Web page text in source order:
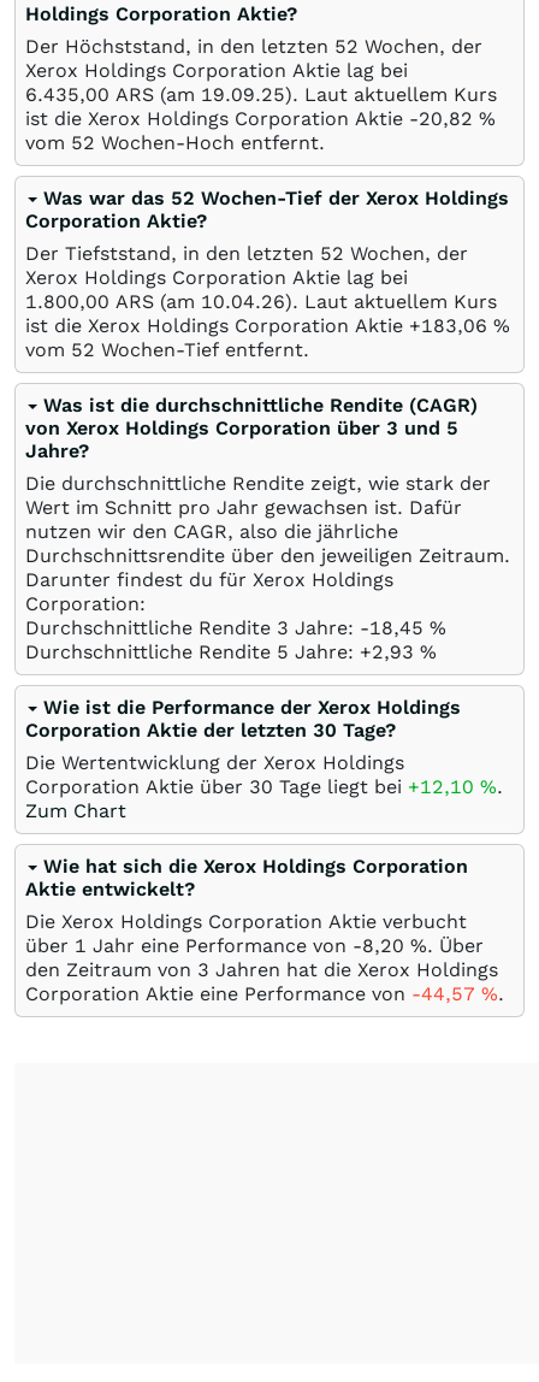
Holdings Corporation Aktie?
Der Höchststand, in den letzten 52 Wochen, der
Xerox Holdings Corporation Aktie lag bei
6.435,00 ARS (am 19.09.25). Laut aktuellem Kurs
ist die Xerox Holdings Corporation Aktie -20,82 %
vom 52 Wochen-Hoch entfernt.
Was war das 52 Wochen-Tief der Xerox Holdings
Corporation Aktie?
Der Tiefststand, in den letzten 52 Wochen, der
Xerox Holdings Corporation Aktie lag bei
1.800,00 ARS (am 10.04.26). Laut aktuellem Kurs
ist die Xerox Holdings Corporation Aktie +183,06 %
vom 52 Wochen-Tief entfernt.
Was ist die durchschnittliche Rendite (CAGR)
von Xerox Holdings Corporation über 3 und 5
Jahre?
Die durchschnittliche Rendite zeigt, wie stark der
Wert im Schnitt pro Jahr gewachsen ist. Dafür
nutzen wir den CAGR, also die jährliche
Durchschnittsrendite über den jeweiligen Zeitraum.
Darunter findest du für Xerox Holdings
Corporation:
Durchschnittliche Rendite 3 Jahre: -18,45 %
Durchschnittliche Rendite 5 Jahre: +2,93 %
Wie ist die Performance der Xerox Holdings
Corporation Aktie der letzten 30 Tage?
Die Wertentwicklung der Xerox Holdings
Corporation Aktie über 30 Tage liegt bei +12,10 %.
Zum Chart
Wie hat sich die Xerox Holdings Corporation
Aktie entwickelt?
Die Xerox Holdings Corporation Aktie verbucht
über 1 Jahr eine Performance von -8,20 %. Über
den Zeitraum von 3 Jahren hat die Xerox Holdings
Corporation Aktie eine Performance von -44,57 %.